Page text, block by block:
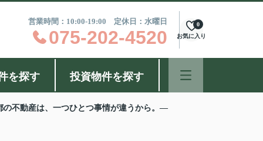
営業時間：10:00-19:00 定休日：水曜日
075-202-4520 お気に入り
0
を探す 投資物件を探す
不動産は、一つひとつ事情が違うから。―